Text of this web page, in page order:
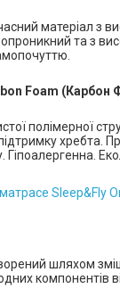
матеріал з
та з
Foam (Карбон
полімерної
хребта. П
Гіпоалергенна. Е
шляхом
компонентів